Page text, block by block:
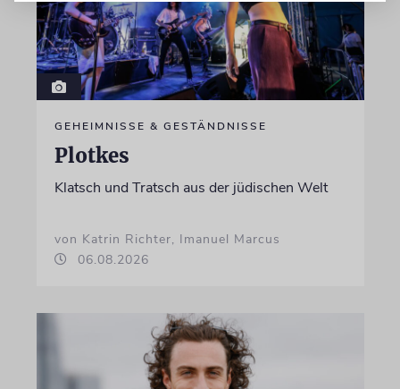
GEHEIMNISSE & GESTÄNDNISSE
Plotkes
Klatsch und Tratsch aus der jüdischen Welt
von Katrin Richter, Imanuel Marcus
06.08.2026